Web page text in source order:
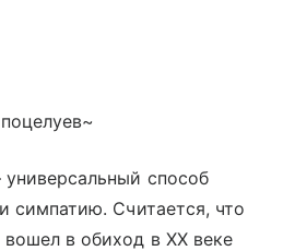
способ
симпатию. Считается, что
в обиход в XX веке